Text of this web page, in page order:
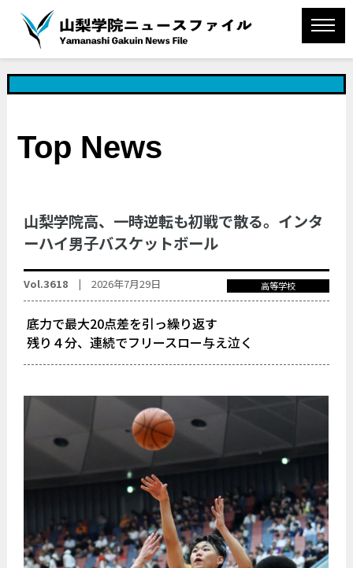
Top News
山梨学院高、一時逆転も初戦で散る。インタ
ーハイ男子バスケットボール
Vol.3618 |2026年7月29日 高等学校
底力で最大20点差を引っ繰り返す
残り４分、連続でフリースロー与え泣く